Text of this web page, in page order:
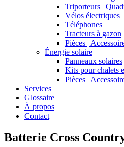
Triporteurs |
Vélos électriques
Téléphones
Tracteurs à gazon
Pièces |
Énergie solaire
Panneaux solaires
Kits pour chalets
Pièces |
Services
Glossaire
À propos
Contact
Batterie Cross